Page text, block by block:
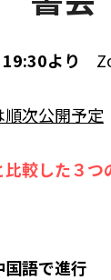
19:30より
次公開予定
較した３つ
国語で進行